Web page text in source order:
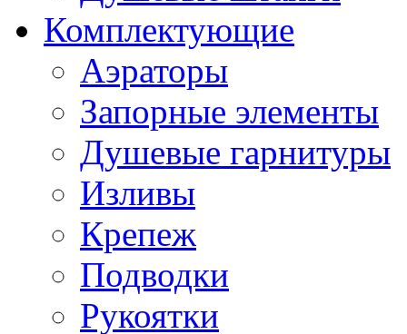
Комплектующие
Аэраторы
Запорные элементы
Душевые гарнитуры
Изливы
Крепеж
Подводки
Рукоятки